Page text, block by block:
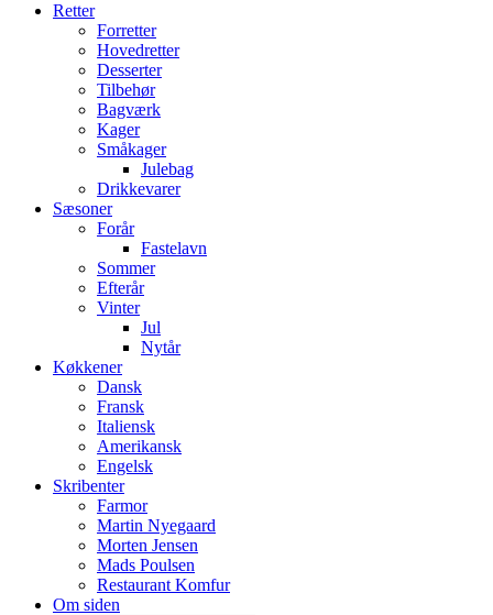
Retter
Forretter
Hovedretter
Desserter
Tilbehør
Bagværk
Kager
Småkager
Julebag
Drikkevarer
Sæsoner
Forår
Fastelavn
Sommer
Efterår
Vinter
Jul
Nytår
Køkkener
Dansk
Fransk
Italiensk
Amerikansk
Engelsk
Skribenter
Farmor
Martin Nyegaard
Morten Jensen
Mads Poulsen
Restaurant Komfur
Om siden